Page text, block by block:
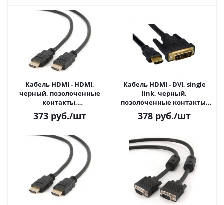
Кабель HDMI - HDMI,
черный, позолоченные
контакты,
экранированный, 3м. v1.4
(CC-HDMI4-10)
373 руб./шт
Кабель HDMI - DVI, single
link, черный,
позолоченные контакты,
экранированный, 1.8м. (CC-
HDMI-DVI-6)
378 руб./шт